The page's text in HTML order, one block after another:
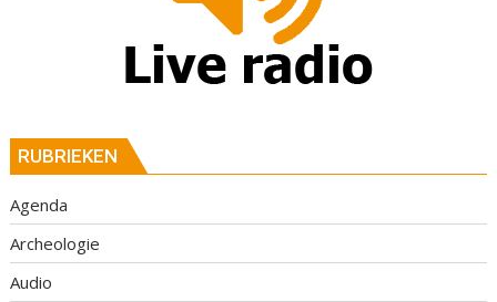
RUBRIEKEN
Agenda
Archeologie
Audio